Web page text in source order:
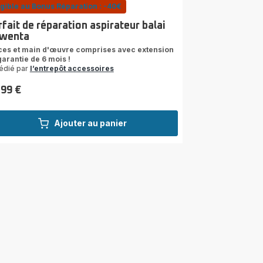
Ajouter au panier
au Bonus Réparation : -40€
de réparation aspirateur balai
et main d'œuvre comprises avec extension
de 6 mois !
par l’entrepôt accessoires
€